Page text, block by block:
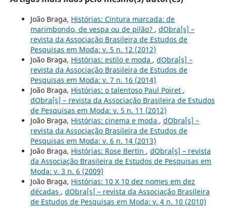
João Braga, Histórias: Cintura marcada: de
marimbondo, de vespa ou de pilão? , dObra[s] –
revista da Associação Brasileira de Estudos de
Pesquisas em Moda: v. 5 n. 12 (2012)
João Braga, Histórias: estilo e moda , dObra[s] –
revista da Associação Brasileira de Estudos de
Pesquisas em Moda: v. 7 n. 16 (2014)
João Braga, Histórias: o talentoso Paul Poiret ,
dObra[s] – revista da Associação Brasileira de Estudos
de Pesquisas em Moda: v. 5 n. 11 (2012)
João Braga, Histórias: cinema e moda , dObra[s] –
revista da Associação Brasileira de Estudos de
Pesquisas em Moda: v. 6 n. 14 (2013)
João Braga, Histórias: Rose Bertin , dObra[s] – revista
da Associação Brasileira de Estudos de Pesquisas em
Moda: v. 3 n. 6 (2009)
João Braga, Histórias: 10 X 10 dez nomes em dez
décadas , dObra[s] – revista da Associação Brasileira
de Estudos de Pesquisas em Moda: v. 4 n. 10 (2010)